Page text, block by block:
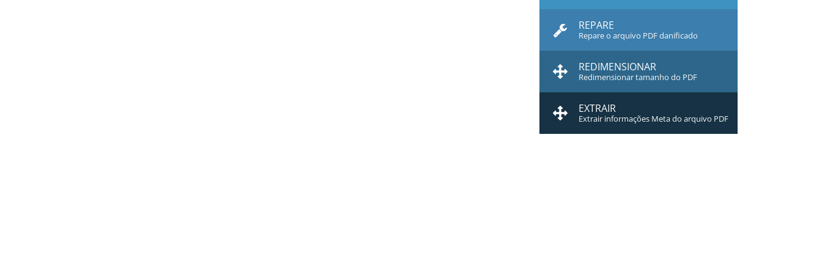
REPARE
Repare o arquivo PDF danificado
REDIMENSIONAR
Redimensionar tamanho do PDF
EXTRAIR
Extrair informações Meta do arquivo PDF